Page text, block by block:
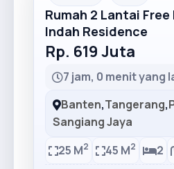
Rumah 2 Lantai Free
Indah Residence
Rp. 619 Juta
7 jam, 0 menit yang
Banten,Tangerang,
Sangiang Jaya
25 M2 45 M2 2